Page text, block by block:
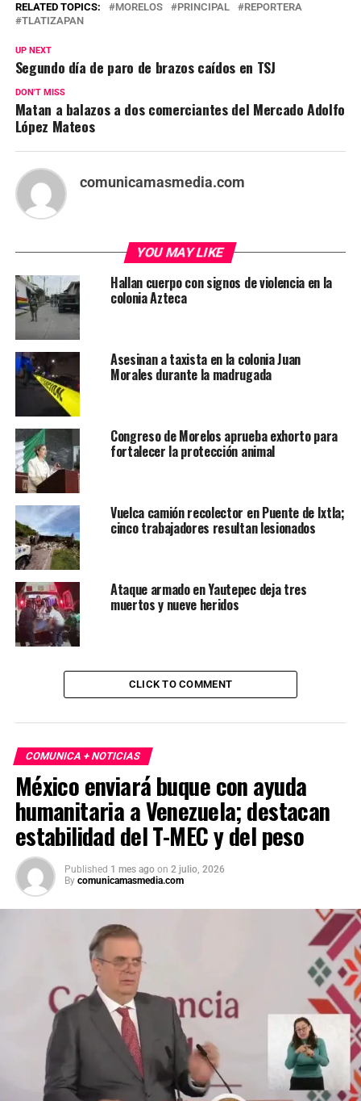
RELATED TOPICS: MORELOS PRINCIPAL
REPORTERA
TLATIZAPAN
UP NEXT
Segundo día de paro de brazos caídos en TSJ
DON'T MISS
Matan a balazos a dos comerciantes del Mercado Adolfo
López Mateos
comunicamasmedia.com
YOU MAY LIKE
Hallan cuerpo con signos de violencia en la
colonia Azteca
Asesinan a taxista en la colonia Juan
Morales durante la madrugada
Congreso de Morelos aprueba exhorto para
fortalecer la protección animal
Vuelca camión recolector en Puente de Ixtla;
cinco trabajadores resultan lesionados
Ataque armado en Yautepec deja tres
muertos y nueve heridos
CLICK TO COMMENT
COMUNICA + NOTICIAS
México enviará buque con ayuda
humanitaria a Venezuela; destacan
estabilidad del T-MEC y del peso
Published 1 mes ago on 2 julio, 2026
By comunicamasmedia.com